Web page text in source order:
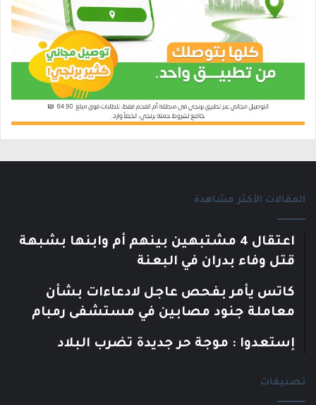
المقالات الأكثر مشاهدة
اعتقال 4 مشتبهين بينهم أم وابنها بشبهة
قتل وفاء بدران في البعنة
كاتس يأمر بفحص عاجل لادعاءات بشأن
معاملة جنود مصابين في مستشفى رمبام
إستعدوا : موجة حر جديدة تضرب البلاد
تصنيفات